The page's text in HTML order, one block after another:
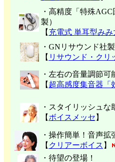
・高精度「特殊
製）
【 充電式 単耳型みみ
・GNリサウンド社
【 リサウンド・クリ
・左右の音量調節可
【 超高感度集音器「
・スタイリッシュな
【 ボイスメッセ 】
・操作簡単！音声拡
【 クリアーボイス 】
・待望の登場！